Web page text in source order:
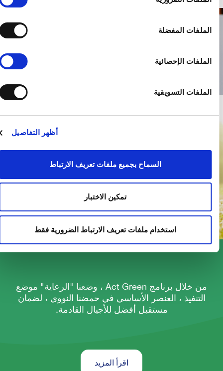
المفضلة
الإحصائية
التسويقية
أظهر التفاصيل
السماح بجميع ملفات تعريف الارتباط
تمكين الاختبار
استخدام ملفات تعريف الارتباط الضرورية فقط
من خلال برنامج Act Green ، وضعنا "الرعاية" موضع
التنفيذ ، العنصر الأساسي في حمضنا النووي ، لضمان
مستقبل أفضل للأجيال القادمة.
اقرأ المزيد